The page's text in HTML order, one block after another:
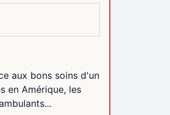
aux bons soins d'un
en Amérique, les